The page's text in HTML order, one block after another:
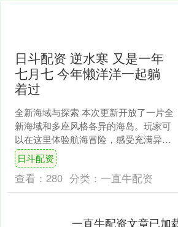
日斗配资 逆水寒 又是一年
七月七 今年懒洋洋一起躺
着过
全新海域与探索 本次更新开放了一片全
新海域和多座风格各异的海岛。玩家可
以在这里体验航海冒险，感受充满异域
情调的自然风光与人文景观。 可以在南
陀岛骑象赏烟花，观赏....
日斗配资
查看： 280 分类： 一直牛配资
一直牛配资文章已加